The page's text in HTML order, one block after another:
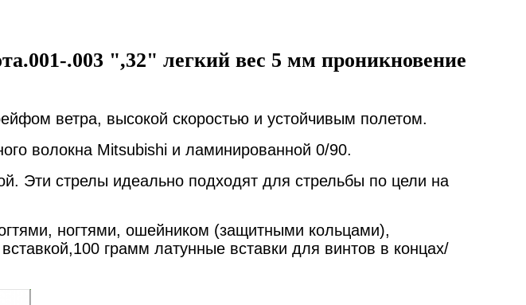
.003 ",32" легкий вес 5 мм проникновение
ветра, высокой скоростью и устойчивым полетом.
волокна Mitsubishi и ламинированной 0/90.
Эти стрелы идеально подходят для стрельбы по цели на
ногтями, ошейником (защитными кольцами),
грамм латунные вставки для винтов в концах/